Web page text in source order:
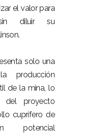
el valor para
sin diluir su
solo una
producción
de la mina, lo
del proyecto
cuprífero de
potencial